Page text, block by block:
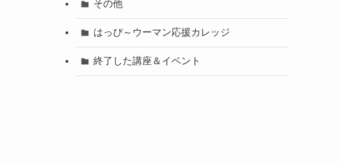
その他
はっぴ～ウーマン応援カレッジ
終了した講座＆イベント